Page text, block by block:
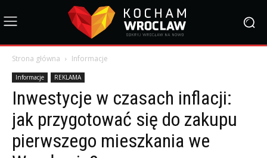
Strona główna Informacje
Informacje REKLAMA
Inwestycje w czasach inflacji:
jak przygotować się do zakupu
pierwszego mieszkania we